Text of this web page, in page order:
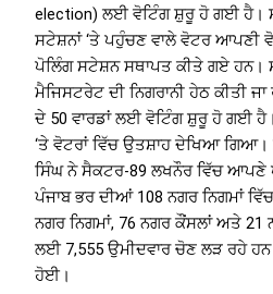
election) ਲਈ ਵੋਟਿੰਗ ਸ਼ੁਰੂ ਹੋ ਗਈ ਹੈ।
ਸਟੇਸ਼ਨਾਂ ‘ਤੇ ਪਹੁੰਚਣ ਵਾਲੇ ਵੋਟਰ ਆਪਣੀ
ਪੋਲਿੰਗ ਸਟੇਸ਼ਨ ਸਥਾਪਤ ਕੀਤੇ ਗਏ ਹਨ।
ਮੈਜਿਸਟਰੇਟ ਦੀ ਨਿਗਰਾਨੀ ਹੇਠ ਕੀਤੀ
ਦੇ 50 ਵਾਰਡਾਂ ਲਈ ਵੋਟਿੰਗ ਸ਼ੁਰੂ ਹੋ ਗਈ
‘ਤੇ ਵੋਟਰਾਂ ਵਿੱਚ ਉਤਸ਼ਾਹ ਦੇਖਿਆ ਗਿਆ।
ਸਿੰਘ ਨੇ ਸੈਕਟਰ-89 ਲਖਨੌਰ ਵਿੱਚ ਆਪਣੇ
ਪੰਜਾਬ ਭਰ ਦੀਆਂ 108 ਨਗਰ ਨਿਗਮਾਂ
ਨਗਰ ਨਿਗਮਾਂ, 76 ਨਗਰ ਕੌਂਸਲਾਂ ਅਤੇ 21
ਲਈ 7,555 ਉਮੀਦਵਾਰ ਚੋਣ ਲੜ ਰਹੇ
ਹੋਈ।